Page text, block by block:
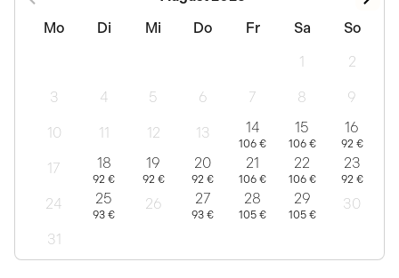
Mo
Di Mi Do Fr Sa
So
1
2
3 4 5 6 7 8 9
10 11 12 13 14
106 €
15
106 €
16
92 €
17 18
92 €
19
92 €
20
92 €
21
106 €
22
106 €
23
92 €
24 25
93 €
26 27
93 €
28
105 €
29
105 €
30
31